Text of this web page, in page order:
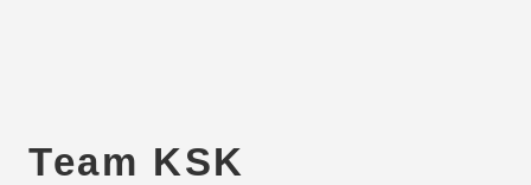
BPO・人材派遣はこちらさいたま支社
Team KSK